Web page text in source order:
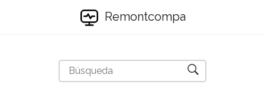
Remontcompa